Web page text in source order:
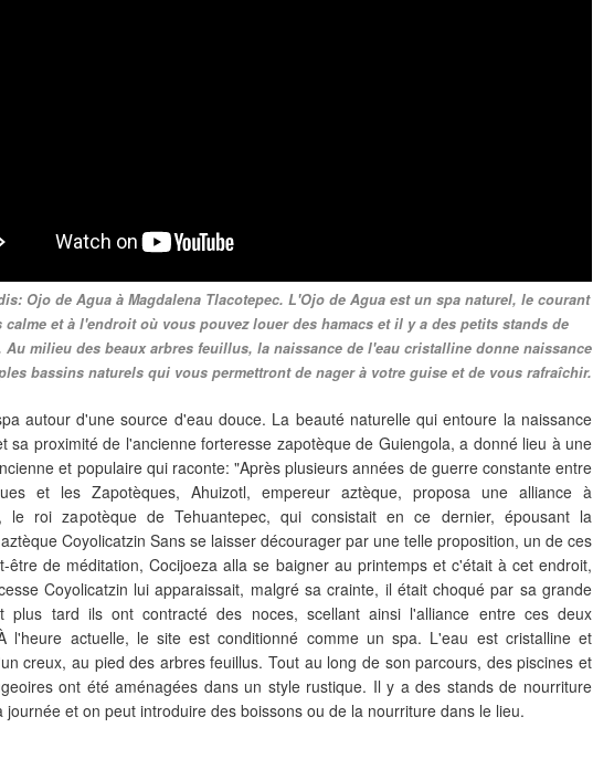
Ojo de Agua à Magdalena Tlacotepec. L'Ojo de Agua est un spa naturel, le courant
calme et à l'endroit où vous pouvez louer des hamacs et il y a des petits stands de
milieu des beaux arbres feuillus, la naissance de l'eau cristalline donne naissance
bassins naturels qui vous permettront de nager à votre guise et de vous rafraîchir.
autour d'une source d'eau douce. La beauté naturelle qui entoure la naissance
sa proximité de l'ancienne forteresse zapotèque de Guiengola, a donné lieu à une
et populaire qui raconte: "Après plusieurs années de guerre constante entre
et les Zapotèques, Ahuizotl, empereur aztèque, proposa une alliance à
le roi zapotèque de Tehuantepec, qui consistait en ce dernier, épousant la
Coyolicatzin Sans se laisser décourager par une telle proposition, un de ces
être de méditation, Cocijoeza alla se baigner au printemps et c'était à cet endroit,
Coyolicatzin lui apparaissait, malgré sa crainte, il était choqué par sa grande
plus tard ils ont contracté des noces, scellant ainsi l'alliance entre ces deux
l'heure actuelle, le site est conditionné comme un spa. L'eau est cristalline et
creux, au pied des arbres feuillus. Tout au long de son parcours, des piscines et
ont été aménagées dans un style rustique. Il y a des stands de nourriture
journée et on peut introduire des boissons ou de la nourriture dans le lieu.